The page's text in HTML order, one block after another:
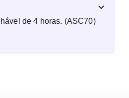
de 4 horas. (ASC70)